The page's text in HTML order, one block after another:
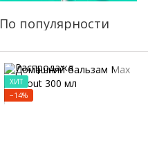
По популярности
ХИТ
−14%